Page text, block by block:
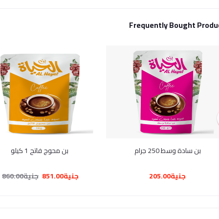
Frequently Bought
بن سادة وسط 250 جرام
جنية205.00
بن محوج فاتح 1 كيلو
جنية851.00
جنية860.00